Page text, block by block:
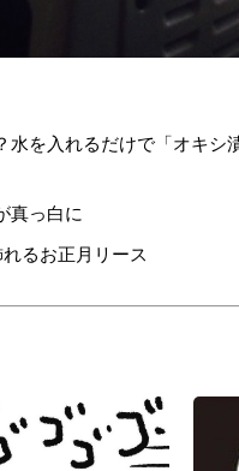
水を入れるだけで「オキシ
真っ白に
るお正月リース